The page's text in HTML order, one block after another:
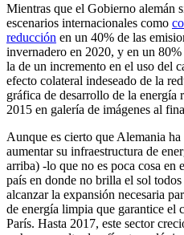
Mientras que el Gobierno alemán
escenarios internacionales como
reducción en un 40% de las
invernadero en 2020, y en un
la de un incremento en el uso del
efecto colateral indeseado de la
gráfica de desarrollo de la
2015 en galería de imágenes al
Aunque es cierto que Alemania
aumentar su infraestructura de
arriba) -lo que no es poca cosa en
país en donde no brilla el sol
alcanzar la expansión necesaria
de energía limpia que garantice el
París. Hasta 2017, este sector